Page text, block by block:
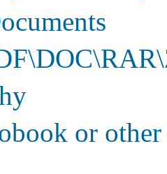
or